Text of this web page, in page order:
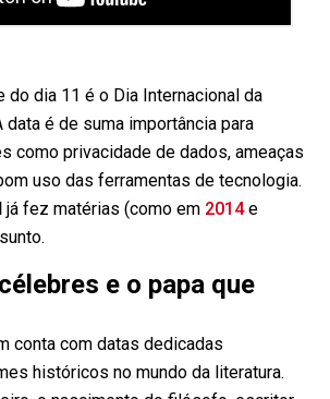
do dia 11 é o Dia Internacional da
data é de suma importância para
como privacidade de dados, ameaças
uso das ferramentas de tecnologia.
já fez matérias (como em 2014e
e o papa que
conta com datas dedicadas
históricos no mundo da literatura.